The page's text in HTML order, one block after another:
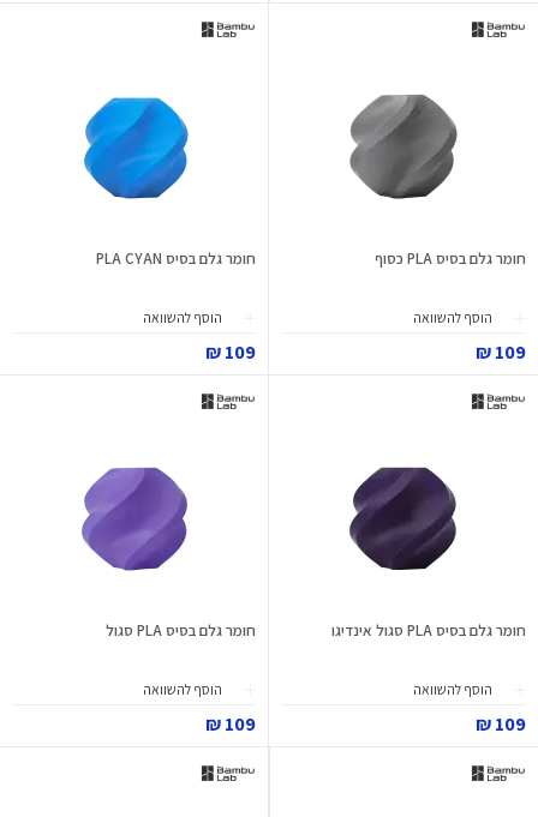
חומר גלם בסיס PLA כסוף
הוסף להשוואה
109 ₪
חומר גלם בסיס PLA CYAN
הוסף להשוואה
109 ₪
חומר גלם בסיס PLA סגול אינדיגו
הוסף להשוואה
109 ₪
חומר גלם בסיס PLA סגול
הוסף להשוואה
109 ₪